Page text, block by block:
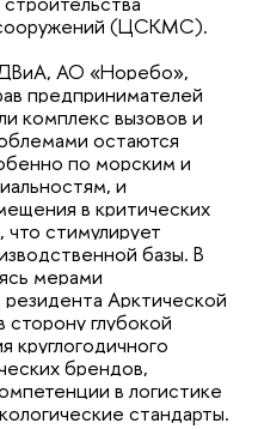
сооружений (ЦСКМС).
АО «Норебо»,
предпринимателей
комплекс вызовов и
остаются
по морским и
и
в критических
стимулирует
базы. В
мерами
Арктической
глубокой
круглогодичного
брендов,
в логистике
стандарты.